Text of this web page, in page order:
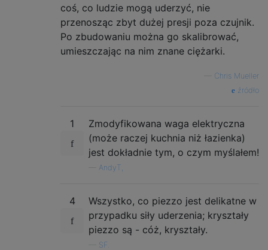
coś, co ludzie mogą uderzyć, nie
przenosząc zbyt dużej presji poza czujnik.
Po zbudowaniu można go skalibrować,
umieszczając na nim znane ciężarki.
Chris Mueller
źródło
1
Zmodyfikowana waga elektryczna
(może raczej kuchnia niż łazienka)
jest dokładnie tym, o czym myślałem!
AndyT,
4
Wszystko, co piezzo jest delikatne w
przypadku siły uderzenia; kryształy
piezzo są - cóż, kryształy.
SF.